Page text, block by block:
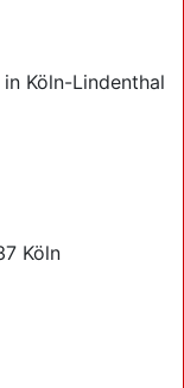
Köln-Lindenthal
Köln